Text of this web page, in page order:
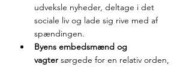
udveksle nyheder, deltage i det
sociale liv og lade sig rive med af
spændingen.
Byens embedsmænd og
vagter sørgede for en relativ orden,